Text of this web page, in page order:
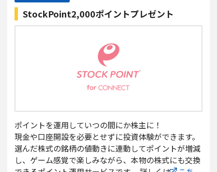
StockPoint2,000ポイントプレゼント
ポイントを運用していつの間にか株主に！
現金や口座開設を必要とせずに投資体験ができます。
選んだ株式の銘柄の値動きに連動してポイントが増減
し、ゲーム感覚で楽しみながら、本物の株式にも交換